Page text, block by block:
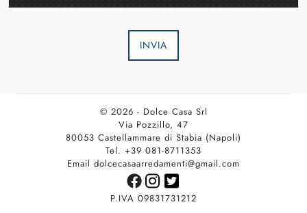
INVIA
© 2026 - Dolce Casa Srl
Via Pozzillo, 47
80053 Castellammare di Stabia (Napoli)
Tel. +39 081-8711353
Email dolcecasaarredamenti@gmail.com
P.IVA 09831731212